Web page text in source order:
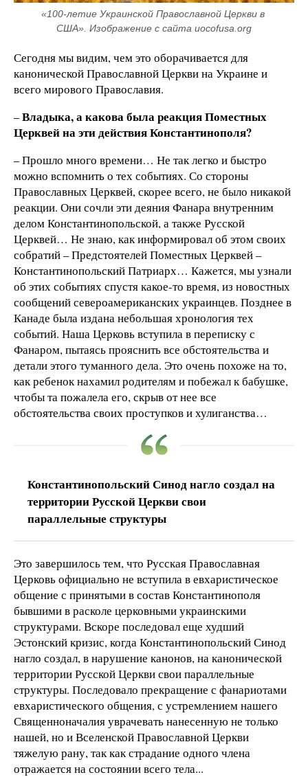
«100-летие Украинской Православной Церкви в
США». Изображение с сайта uocofusa.org
Сегодня мы видим, чем это оборачивается для
канонической Православной Церкви на Украине и
всего мирового Православия.
–Владыка, а какова была реакция Поместных
Церквей на эти действия Константинополя?
– Прошло много времени… Не так легко и быстро
можно вспомнить о тех событиях. Со стороны
Православных Церквей, скорее всего, не было никакой
реакции. Они сочли эти деяния Фанара внутренним
делом Константинопольской, а также Русской
Церквей… Не знаю, как информировал об этом своих
собратий – Предстоятелей Поместных Церквей –
Константинопольский Патриарх… Кажется, мы узнали
об этих событиях спустя какое-то время, из новостных
сообщений североамериканских украинцев. Позднее в
Канаде была издана небольшая хронология тех
событий. Наша Церковь вступила в переписку с
Фанаром, пытаясь прояснить все обстоятельства и
детали этого туманного дела. Это очень похоже на то,
как ребенок нахамил родителям и побежал к бабушке,
чтобы та пожалела его, скрыв от нее все
обстоятельства своих проступков и хулиганства…
Константинопольский Синод нагло создал на
территории Русской Церкви свои
параллельные структуры
Это завершилось тем, что Русская Православная
Церковь официально не вступила в евхаристическое
общение с принятыми в состав Константинополя
бывшими в расколе церковными украинскими
структурами. Вскоре последовал еще худший
Эстонский кризис, когда Константинопольский Синод
нагло создал, в нарушение канонов, на канонической
территории Русской Церкви свои параллельные
структуры. Последовало прекращение с фанариотами
евхаристического общения, с устремлением нашего
Священноначалия уврачевать нанесенную не только
нашей, но и Вселенской Православной Церкви
тяжелую рану, так как страдание одного члена
отражается на состоянии всего тела...